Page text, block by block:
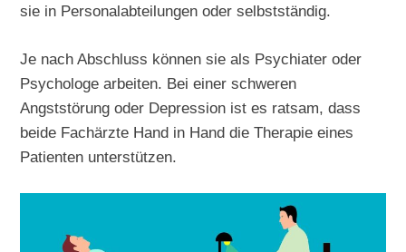
sie in Personalabteilungen oder selbstständig.
Je nach Abschluss können sie als Psychiater oder
Psychologe arbeiten. Bei einer schweren
Angststörung oder Depression ist es ratsam, dass
beide Fachärzte Hand in Hand die Therapie eines
Patienten unterstützen.